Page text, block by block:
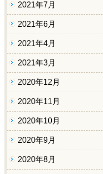
2021年7月
2021年6月
2021年4月
2021年3月
2020年12月
2020年11月
2020年10月
2020年9月
2020年8月